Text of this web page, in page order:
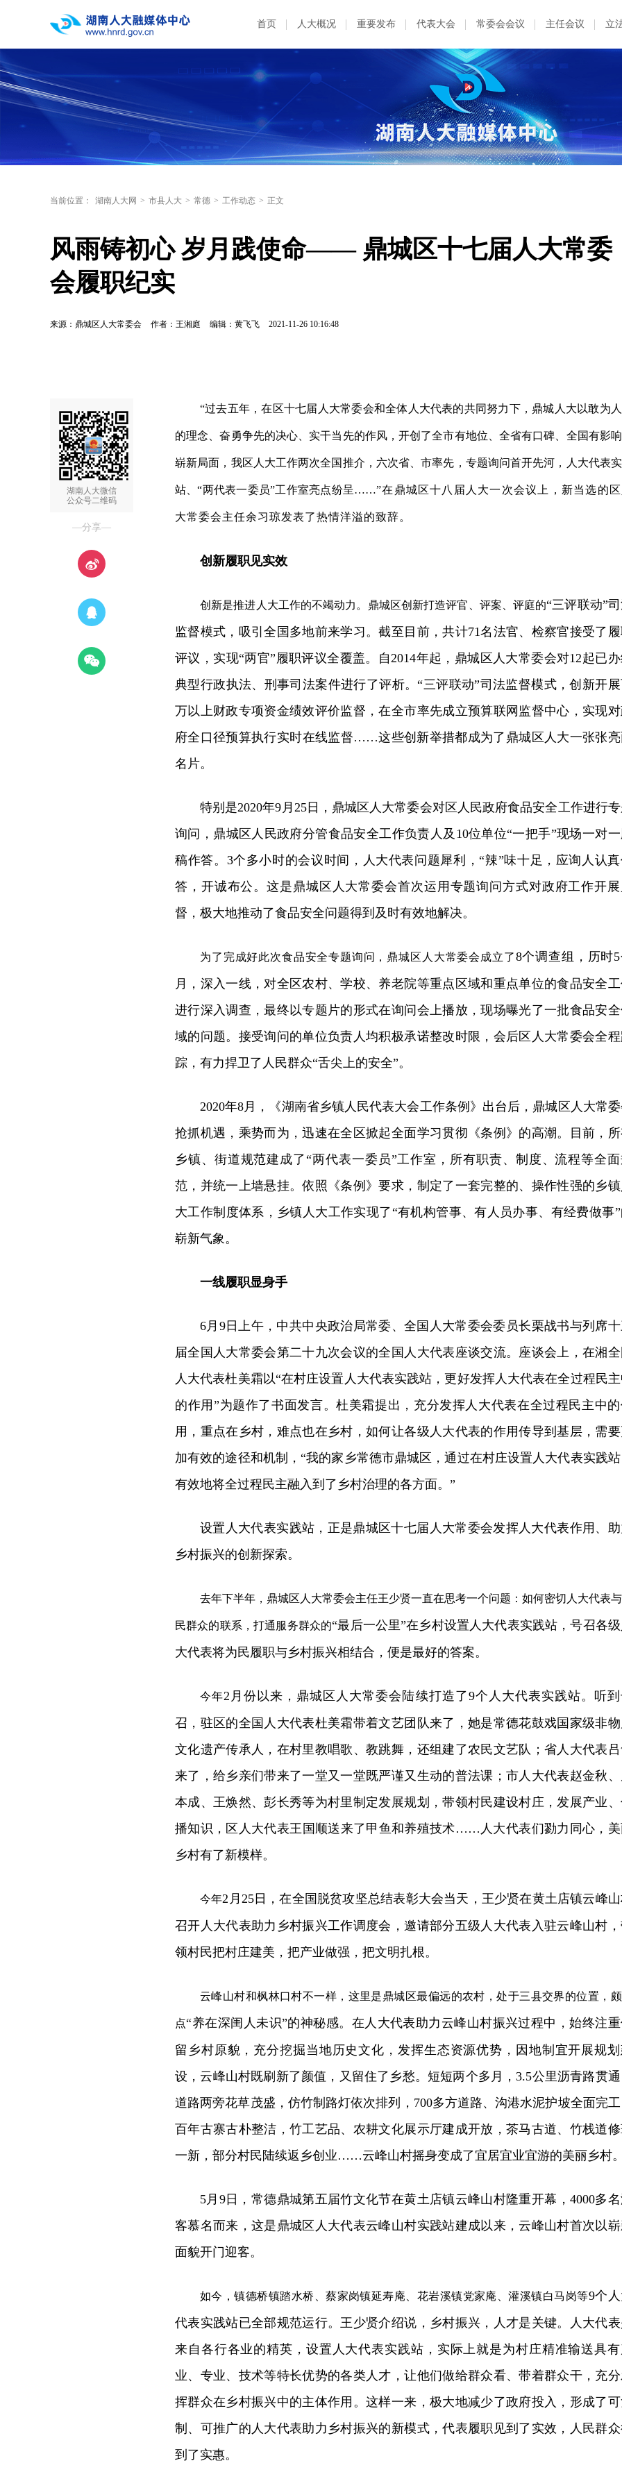
首页 人大概况 重要发布 代表大会 常委会会议 主任会议 立
当前位置： 湖南人大网 > 市县人大 > 常德 > 工作动态 > 正文
风雨铸初心 岁月践使命—— 鼎城区十七届人大常委
会履职纪实
来源：鼎城区人大常委会 作者：王湘庭 编辑：黄飞飞 2021-11-26 10:16:48
湖南人大微信
公众号二维码
—分享—
“过去五年，在区十七届人大常委会和全体人大代表的共同努力下，鼎城人大以敢为
的理念、奋勇争先的决心、实干当先的作风，开创了全市有地位、全省有口碑、全国有影
崭新局面，我区人大工作两次全国推介，六次省、市率先，专题询问首开先河，人大代表
站、“两代表一委员”工作室亮点纷呈……”在鼎城区十八届人大一次会议上，新当选的区
大常委会主任余习琼发表了热情洋溢的致辞。
创新履职见实效
创新是推进人大工作的不竭动力。鼎城区创新打造评官、评案、评庭的“三评联动”
监督模式，吸引全国多地前来学习。截至目前，共计71名法官、检察官接受了
评议，实现“两官”履职评议全覆盖。自2014年起，鼎城区人大常委会对12起已
典型行政执法、刑事司法案件进行了评析。“三评联动”司法监督模式，创新开
万以上财政专项资金绩效评价监督，在全市率先成立预算联网监督中心，实现
府全口径预算执行实时在线监督……这些创新举措都成为了鼎城区人大一张张亮
名片。
特别是2020年9月25日，鼎城区人大常委会对区人民政府食品安全工作进行
询问，鼎城区人民政府分管食品安全工作负责人及10位单位“一把手”现场一对
稿作答。3个多小时的会议时间，人大代表问题犀利，“辣”味十足，应询人认
答，开诚布公。这是鼎城区人大常委会首次运用专题询问方式对政府工作开展
督，极大地推动了食品安全问题得到及时有效地解决。
为了完成好此次食品安全专题询问，鼎城区人大常委会成立了8个调查组，历时
月，深入一线，对全区农村、学校、养老院等重点区域和重点单位的食品安全
进行深入调查，最终以专题片的形式在询问会上播放，现场曝光了一批食品安
域的问题。接受询问的单位负责人均积极承诺整改时限，会后区人大常委会全
踪，有力捍卫了人民群众“舌尖上的安全”。
2020年8月，《湖南省乡镇人民代表大会工作条例》出台后，鼎城区人大常
抢抓机遇，乘势而为，迅速在全区掀起全面学习贯彻《条例》的高潮。目前，
乡镇、街道规范建成了“两代表一委员”工作室，所有职责、制度、流程等全
范，并统一上墙悬挂。依照《条例》要求，制定了一套完整的、操作性强的乡镇
大工作制度体系，乡镇人大工作实现了“有机构管事、有人员办事、有经费做事
崭新气象。
一线履职显身手
6月9日上午，中共中央政治局常委、全国人大常委会委员长栗战书与列席
届全国人大常委会第二十九次会议的全国人大代表座谈交流。座谈会上，在湘全
人大代表杜美霜以“在村庄设置人大代表实践站，更好发挥人大代表在全过程民主
的作用”为题作了书面发言。杜美霜提出，充分发挥人大代表在全过程民主中
用，重点在乡村，难点也在乡村，如何让各级人大代表的作用传导到基层，需
加有效的途径和机制，“我的家乡常德市鼎城区，通过在村庄设置人大代表实践站
有效地将全过程民主融入到了乡村治理的各方面。”
设置人大代表实践站，正是鼎城区十七届人大常委会发挥人大代表作用、助
乡村振兴的创新探索。
去年下半年，鼎城区人大常委会主任王少贤一直在思考一个问题：如何密切人大代表与
民群众的联系，打通服务群众的“最后一公里”在乡村设置人大代表实践站，号召各级
大代表将为民履职与乡村振兴相结合，便是最好的答案。
今年2月份以来，鼎城区人大常委会陆续打造了9个人大代表实践站。听
召，驻区的全国人大代表杜美霜带着文艺团队来了，她是常德花鼓戏国家级非
文化遗产传承人，在村里教唱歌、教跳舞，还组建了农民文艺队；省人大代表
来了，给乡亲们带来了一堂又一堂既严谨又生动的普法课；市人大代表赵金秋、
本成、王焕然、彭长秀等为村里制定发展规划，带领村民建设村庄，发展产业
播知识，区人大代表王国顺送来了甲鱼和养殖技术……人大代表们勠力同心，美
乡村有了新模样。
今年2月25日，在全国脱贫攻坚总结表彰大会当天，王少贤在黄土店镇云峰
召开人大代表助力乡村振兴工作调度会，邀请部分五级人大代表入驻云峰山村
领村民把村庄建美，把产业做强，把文明扎根。
云峰山村和枫林口村不一样，这里是鼎城区最偏远的农村，处于三县交界的位置，
点“养在深闺人未识”的神秘感。在人大代表助力云峰山村振兴过程中，始终注
留乡村原貌，充分挖掘当地历史文化，发挥生态资源优势，因地制宜开展规划
设，云峰山村既刷新了颜值，又留住了乡愁。短短两个多月，3.5公里沥青路贯通
道路两旁花草茂盛，仿竹制路灯依次排列，700多方道路、沟港水泥护坡全面完工
百年古寨古朴整洁，竹工艺品、农耕文化展示厅建成开放，茶马古道、竹栈道
一新，部分村民陆续返乡创业……云峰山村摇身变成了宜居宜业宜游的美丽乡村。
5月9日，常德鼎城第五届竹文化节在黄土店镇云峰山村隆重开幕，4000多
客慕名而来，这是鼎城区人大代表云峰山村实践站建成以来，云峰山村首次以
面貌开门迎客。
如今，镇德桥镇踏水桥、蔡家岗镇延寿庵、花岩溪镇党家庵、灌溪镇白马岗等9个
代表实践站已全部规范运行。王少贤介绍说，乡村振兴，人才是关键。人大代
来自各行各业的精英，设置人大代表实践站，实际上就是为村庄精准输送具
业、专业、技术等特长优势的各类人才，让他们做给群众看、带着群众干，充
挥群众在乡村振兴中的主体作用。这样一来，极大地减少了政府投入，形成了可
制、可推广的人大代表助力乡村振兴的新模式，代表履职见到了实效，人民群
到了实惠。